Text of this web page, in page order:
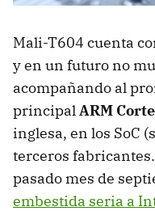
Mali-T604 cuenta
y en un futuro no
acompañando al
principal ARM
inglesa, en los SoC
terceros
pasado mes de
embestida seria a